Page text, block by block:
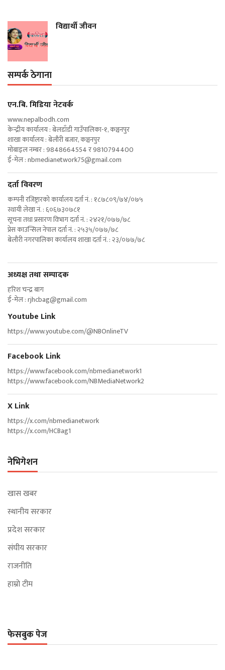
विद्यार्थी जीवन
सम्पर्क ठेगाना
एन‍.बि. मिडिया नेटवर्क
www.nepalbodh.com
केन्द्रीय कार्यालय : बेलडाँडी गाउँपालिका-१, कञ्चनपुर
शाखा कार्यालय : बेलौरी बजार, कञ्चनपुर
मोबाइल नम्बर : 9848664554 र 9810794400
ई-मेल :nbmedianetwork75@gmail.com
दर्ता विवरण
कम्पनी रजिष्ट्रारको कार्यालय दर्ता नं. : १८७८०९/७४/०७५
स्थायी लेखा नं. : ६०६७३०७८१
सूचना तथा प्रसारण विभाग दर्ता नं. : २४२१/०७७/७८
प्रेस काउन्सिल नेपाल दर्ता नं. : २५३५/०७७/७८
बेलौरी नगरपालिका कार्यालय शाखा दर्ता नं. : २३/०७७/७८
अध्यक्ष तथा सम्पादक
हरिश चन्द्र बाग
ई-मेल :rjhcbag@gmail.com
Youtube Link
https://www.youtube.com/@NBOnlineTV
Facebook Link
https://www.facebook.com/nbmedianetwork1
https://www.facebook.com/NBMediaNetwork2
X Link
https://x.com/nbmedianetwork
https://x.com/HCBag1
नेभिगेशन
खास खबर
स्थानीय सरकार
प्रदेश सरकार
संघीय सरकार
राजनीति
हाम्रो टीम
फेसबुक पेज